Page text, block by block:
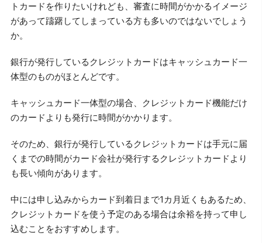
トカードを作りたいけれども、審査に時間がかかるイメージ
があって躊躇してしまっている方も多いのではないでしょう
か。
銀行が発行しているクレジットカードはキャッシュカード一
体型のものがほとんどです。
キャッシュカード一体型の場合、クレジットカード機能だけ
のカードよりも発行に時間がかかります。
そのため、銀行が発行しているクレジットカードは手元に届
くまでの時間がカード会社が発行するクレジットカードより
も長い傾向があります。
中には申し込みからカード到着日まで1カ月近くもあるため、
クレジットカードを使う予定のある場合は余裕を持って申し
込むことをおすすめします。